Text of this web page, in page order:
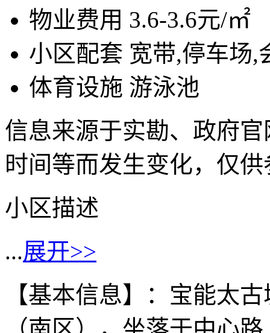
物业费用 3.6-3.6元/㎡
小区配套 宽带,停车场,
体育设施 游泳池
信息来源于实勘、政府
时间等而发生变化，仅
小区描述
...展开>>
【基本信息】：宝能太